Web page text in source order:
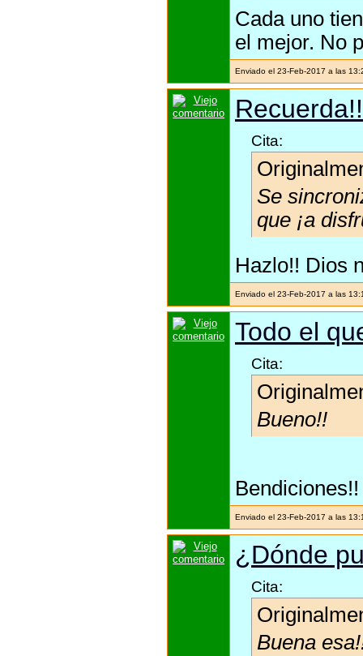
Cada uno
el mejor. No
Enviado el 23-Feb-2017 a las
Recuerda!!
Cita:
Se
que ¡a
Hazlo!! Dios
Enviado el 23-Feb-2017 a las
Todo el
Cita:
Bueno!!
Bendiciones!!
Enviado el 23-Feb-2017 a las
¿Dónde
Cita:
Buena